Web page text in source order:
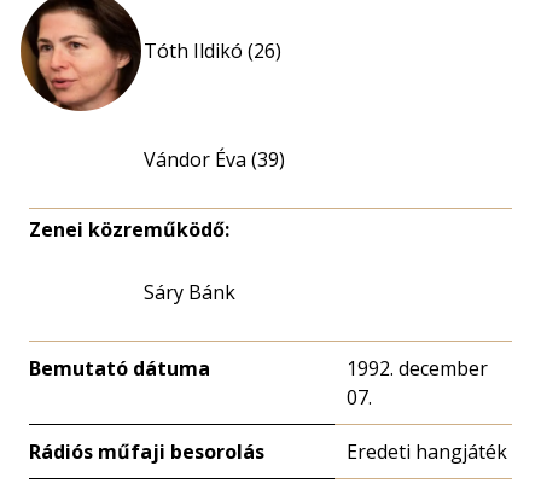
Tóth Ildikó (26)
Vándor Éva (39)
Zenei közreműködő:
Sáry Bánk
Bemutató dátuma
1992. december
07.
Rádiós műfaji besorolás Eredeti hangjáték